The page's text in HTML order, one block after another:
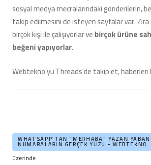
sosyal medya mecralarındaki gönderilerin,
takip edilmesini de isteyen sayfalar var.
birçok kişi ile çalışıyorlar vebirçok ürüne
beğeni yapıyorlar.
Webtekno’yu Threads’de takip et, haberleri
WHATSAPP'TAN "MERHABA" YAZAN
NUMARALARIN GERÇEK YÜZÜ - WEBTEKNO
üzerinde